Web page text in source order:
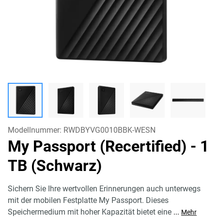
Modellnummer: RWDBYVG0010BBK-WESN
My Passport (Recertified) - 1
TB (Schwarz)
Sichern Sie Ihre wertvollen Erinnerungen auch unterwegs
mit der mobilen Festplatte My Passport. Dieses
Speichermedium mit hoher Kapazität bietet eine ... Mehr